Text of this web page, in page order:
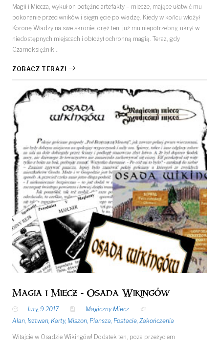
Magii i Miecza, wykuł on potężne artefakty – miecze, mające ułatwić mu
pokonanie przeciwników i sięgnięcie po władzę. Kiedy w końcu włożył
Koronę Władzy na swe skronie, oręż ten, już mu niepotrzebny, ukrył w
niedostępnych miejscach i obłożył ochronną magią. Teraz, gdy
Czarnoksiężnik…
ZOBACZ TERAZ!
Magia i Miecz - Osada Wikingów
luty, 9 2017
Magiczny Miecz
Alan, Isztwan, Karty, Miszon, Plansza, Postacie, Zakończenia
Witajcie w Osadzie Wikingów! Dodatek ten, poza przeżyciem